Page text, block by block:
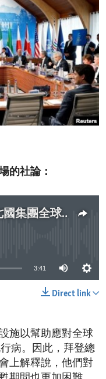
的社論：
美國政府政策立場社論：七國集團全球基礎設施和投資夥伴關係
3:41
Direct link
施以幫助應對全球
病。因此，拜登總
上解釋說，他們對